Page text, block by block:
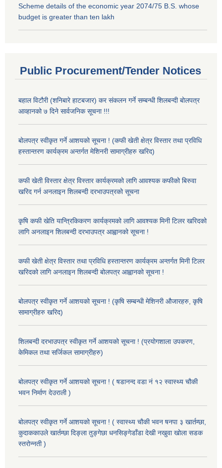
Scheme details of the economic year 2074/75 B.S. whose
budget is greater than ten lakh
Public Procurement/Tender Notices
बहाल विटौरी (शनिबारे हाटबजार) कर संकलन गर्ने सम्बन्धी शिलबन्दी बोलपत्र
आव्हानको ७ दिने सार्वजनिक सूचना !!!
बोलपत्र स्वीकृत गर्ने आशयको सूचना ! (कफी खेती क्षेत्र विस्तार तथा प्रविधि
हस्तान्तरण कार्यक्रम अन्तर्गत मेशिनरी सामाग्रीहरु खरिद)
कफी खेती विस्तार क्षेत्र विस्तार कार्यक्रमको लागि आवश्यक कफीको बिरुवा
खरिद गर्न अनलाइन शिलबन्दी दरभाउपत्रको सूचना
कृषि कफी खेति यान्त्रिकिकरण कार्यक्रमको लागि आवश्यक मिनी टिलर खरिदको
लागि अनलाइन शिलबन्दी दरभाउपत्र आह्वानको सूचना !
कफी खेती क्षेत्र विस्तार तथा प्रविधि हस्तान्तरण कार्यक्रम अन्तर्गत मिनी टिलर
खरिदको लागि अनलाइन शिलबन्दी बोलपत्र आह्वानको सूचना !
बोलपत्र स्वीकृत गर्ने आशयको सूचना ! (कृषि सम्बन्धी मेशिनरी औजारहरु, कृषि
सामाग्रीहरु खरिद)
शिलबन्दी दरभाउपत्र स्वीकृत गर्ने आशयको सूचना ! (प्रयोगशाला उपकरण,
केमिकल तथा सर्जिकल सामाग्रीहरु)
बोलपत्र स्वीकृत गर्ने आशयको सूचना ! ( षडानन्द वडा नं १२ स्वास्थ्य चौकी
भवन निर्माण देउराली )
बोलपत्र स्वीकृत गर्ने आशयको सूचना ! ( स्वास्थ्य चौकी भवन षनपा ३ खार्तम्छा,
कुदाककाउले खार्तम्छा दिङ्ला तुङ्गेछा धनसिङ्गेडाँडा देखी नखुवा खोला सडक
स्तरोन्नती )